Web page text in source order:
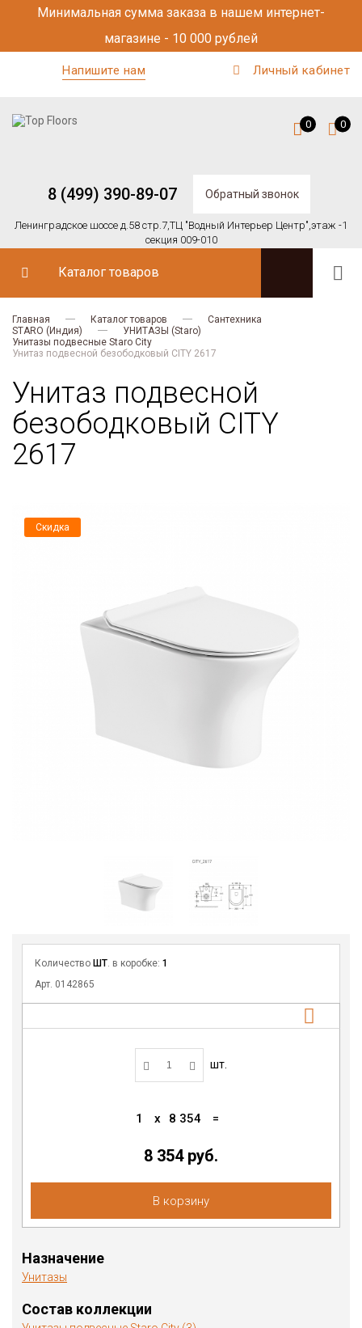
Минимальная сумма заказа в нашем интернет-
магазине - 10 000 рублей
Напишите нам Личный кабинет
8 (499) 390-89-07 Обратный звонок
Ленинградское шоссе д.58 стр.7,ТЦ "Водный Интерьер Центр",этаж -1
секция 009-010
0 0
Каталог товаров
Главная Каталог товаров
Сантехника
STARO (Индия)
УНИТАЗЫ (Staro)
Унитазы подвесные Staro City
Унитаз подвесной безободковый CITY 2617
Унитаз подвесной
безободковый CITY
2617
Скидка
Количество ШТ . в коробке: 1
Арт. 0142865
шт.
1 x 8 354 =
8 354 руб.
В корзину
Назначение
Унитазы
Состав коллекции